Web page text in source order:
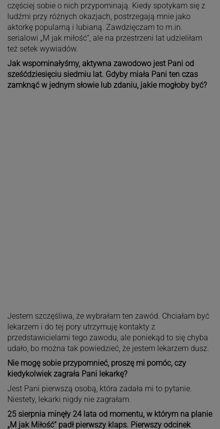
częściej sobie o nich przypominają. Kiedy spotykam się z
ludźmi przy różnych okazjach, postrzegają mnie jako
aktorkę popularną i lubianą. Zawdzięczam to m.in.
serialowi „M jak miłość“, ale na przestrzeni lat udzieliłam
też setek wywiadów.
Jak wspominałyśmy, aktywna zawodowo jest Pani od
sześćdziesięciu siedmiu lat. Gdyby miała Pani ten czas
zamknąć w jednym słowie lub zdaniu, jakie mogłoby być?
Jestem szczęśliwa, że wybrałam ten zawód. Chciałam być
lekarzem i do tej pory utrzymuję kontakty z
przedstawicielami tego zawodu, ale poniekąd to się chyba
udało, bo można tak powiedzieć, że jestem lekarzem dusz.
Nie mogę sobie przypomnieć, proszę mi pomóc, czy
kiedykolwiek zagrała Pani lekarkę?
Jest Pani pierwszą osobą, która zadała mi to pytanie.
Niestety, lekarki nigdy nie zagrałam.
25 sierpnia minęły 24 lata od momentu, w którym na planie
„M jak Miłość“ padł pierwszy klaps. Pierwszy odcinek